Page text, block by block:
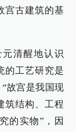
宫古建筑的基
清醒地认识
的工艺研究是
故宫是我国现
筑结构、工程
的实物”，因